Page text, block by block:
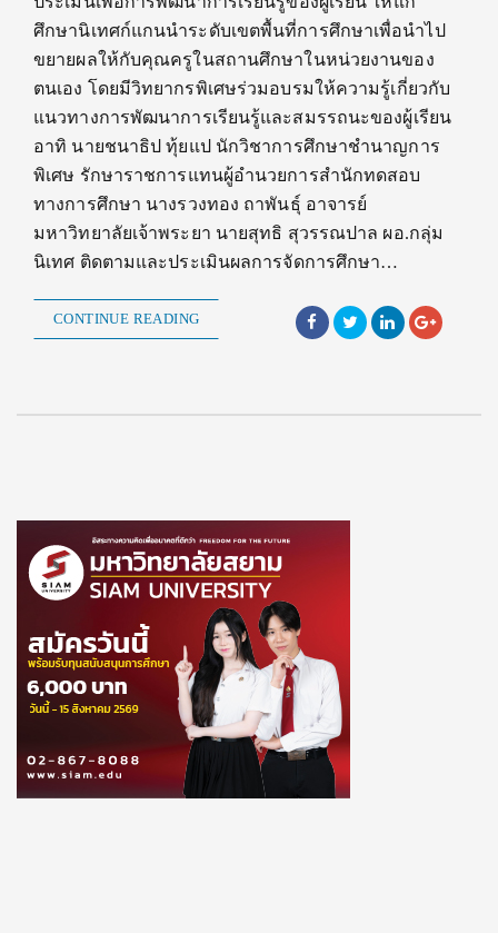
ศึกษานิเทศก์แกนนำระดับเขตพื้นที่การศึกษาเพื่อนำไป
ขยายผลให้กับคุณครูในสถานศึกษาในหน่วยงานของ
ตนเอง โดยมีวิทยากรพิเศษร่วมอบรมให้ความรู้เกี่ยวกับ
แนวทางการพัฒนาการเรียนรู้และสมรรถนะของผู้เรียน
อาทิ นายชนาธิป ทุ้ยแป นักวิชาการศึกษาชำนาญการ
พิเศษ รักษาราชการแทนผู้อำนวยการสำนักทดสอบ
ทางการศึกษา นางรวงทอง ถาพันธุ์ อาจารย์
มหาวิทยาลัยเจ้าพระยา นายสุทธิ สุวรรณปาล ผอ.กลุ่ม
นิเทศ ติดตามและประเมินผลการจัดการศึกษา…
CONTINUE READING